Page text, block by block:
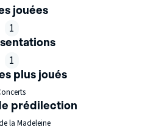
jouées
1
1
plus joués
prédilection
la Madeleine